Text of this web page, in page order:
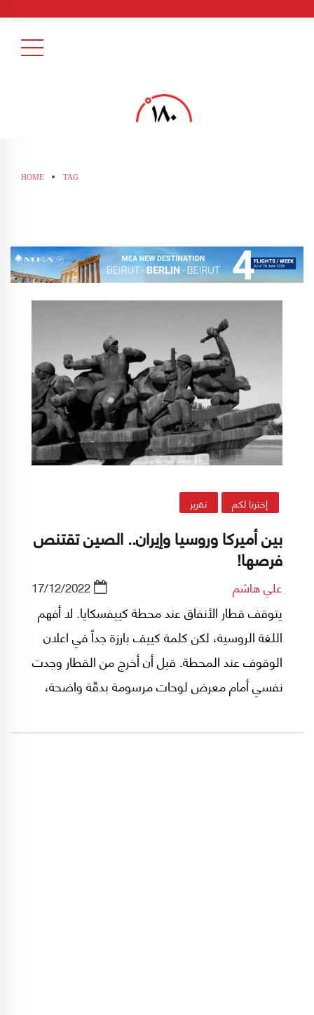
HOME TAG
إخترنا لكم تقرير
بين أميركا وروسيا وإيران.. الصين تقتنص
فرصها!
علي هاشم 17/12/2022
يتوقف قطار الأنفاق عند محطة كييفسكايا. لا أفهم
اللغة الروسية، لكن كلمة كييف بارزة جداً في اعلان
الوقوف عند المحطة. قبل أن أخرج من القطار وجدت
نفسي أمام معرض لوحات مرسومة بدقّة واضحة،
فجأة، وجدت نفسي أيضاً في ثقب أسود ينقلني بين